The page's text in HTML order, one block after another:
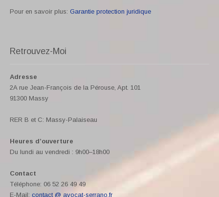
Pour en savoir plus: Garantie protection juridique
Retrouvez-Moi
Adresse
2A rue Jean-François de la Pérouse, Apt. 101
91300 Massy
RER B et C: Massy-Palaiseau
Heures d’ouverture
Du lundi au vendredi : 9h00–18h00
Contact
Téléphone: 06 52 26 49 49
E-Mail: contact @ avocat-serrano.fr